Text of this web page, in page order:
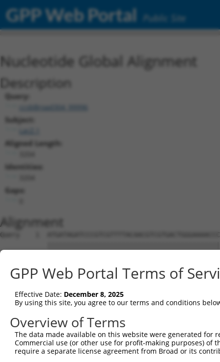
GPP Web Portal Public Site
Nucleotide Global Alignment
Description
Query:
ccsbBroad304_99996
Subject:
LacZ.1
Aligned Length:
Identities:
Gaps:
Alignment
Query    1  ATGATAGATCCCGTCGTTTTACAACGTCGTGACTGGGAAAACCCTGGCGTTACCCAACTTAATCGCCTTGCAGC  74
            ||||||||||||||||||||||||||||||||||||||||||||||||||||||||||||||||||||||||||
Sbjct    1  ATGATAGATCCCGTCGTTTTACAACGTCGTGACTGGGAAAACCCTGGCGTTACCCAACTTAATCGCCTTGCAGC  74

Query   75  ACATCCCCCTTTCGCCAGCTGGCGTAATAGCGAAGAGGCCCGCACCGATCGCCCTTCCCAACAGTTGCGCAGCC  148
            ||||||||||||||||||||||||||||||||||||||||||||||||||||||||||||||||||||||||||
Sbjct   75  ACATCCCCCTTTCGCCAGCTGGCGTAATAGCGAAGAGGCCCGCACCGATCGCCCTTCCCAACAGTTGCGCAGCC  148

Query  149  TGAATGGCGAATGGCGCTTTGCCTGGTTTCCGGCACCAGAAGCGGTGCCGGAAAGCTGGCTGGAGTGCGATCTT  222
            ||||||||||||||||||||||||||||||||||||||||||||||||||||||||||||||||||||||||||
Sbjct  149  TGAATGGCGAATGGCGCTTTGCCTGGTTTCCGGCACCAGAAGCGGTGCCGGAAAGCTGGCTGGAGTGCGATCTT  222

Query  223  CCTGAGGCCGATACTGTCGTCGTCCCCTCAAACTGGCAGATGCACGGTTACGATGCGCCCATCTACACCAACGT  296
            ||||||||||||||||||||||||||||||||||||||||||||||||||||||||||||||||||||||||||
Sbjct  223  CCTGAGGCCGATACTGTCGTCGTCCCCTCAAACTGGCAGATGCACGGTTACGATGCGCCCATCTACACCAACGT  296

Query  297  GACCTATCCCATTACGGTCAATCCGCCGTTTGTTCCCACGGAGAATCCGACGGGTTGTTACTCGCTCACATTTA  370
            ||||||||||||||||||||||||||||||||||||||||||||||||||||||||||||||||||||||||||
Sbjct  297  GACCTATCCCATTACGGTCAATCCGCCGTTTGTTCCCACGGAGAATCCGACGGGTTGTTACTCGCTCACATTTA  370

Query  371  ATGTTGATGAAAGCTGGCTACAGGAAGGCCAGACGCGAATTATTTTTGATGGCGTTAACTCGGCGTTTCATCTG  444
            ||||||||||||||||||||||||||||||||||||||||||||||||||||||||||||||||||||||||||
Sbjct  371  ATGTTGATGAAAGCTGGCTACAGGAAGGCCAGACGCGAATTATTTTTGATGGCGTTAACTCGGCGTTTCATCTG  444

Query  445  TGGTGCAACGGGCGCTGGGTCGGTTACGGCCAGGACAGTCGTTTGCCGTCTGAATTTGACCTGAGCGCATTTTT  518
            ||||||||||||||||||||||||||||||||||||||||||||||||||||||||||||||||||||||||||
Sbjct  445  TGGTGCAACGGGCGCTGGGTCGGTTACGGCCAGGACAGTCGTTTGCCGTCTGAATTTGACCTGAGCGCATTTTT  518

Query  519  ACGCGCCGGAGAAAACCGCCTCGCGGTGATGGTGCTGCGCTGGAGTGACGGCAGTTATCTGGAAGATCAGGATA  592
            ||||||||||||||||||||||||||||||||||||||||||||||||||||||||||||||||||||||||||
Sbjct  519  ACGCGCCGGAGAAAACCGCCTCGCGGTGATGGTGCTGCGCTGGAGTGACGGCAGTTATCTGGAAGATCAGGATA  592

Query  593  TGTGGCGGATGAGCGGCATTTTCCGTGACGTCTCGTTGCTGCATAAACCGACTACACAAATCAGCGATTTCCAT  666
            ||||||||||||||||||||||||||||||||||||||||||||||||||||||||||||||||||||||||||
Sbjct  593  TGTGGCGGATGAGCGGCATTTTCCGTGACGTCTCGTTGCTGCATAAACCGACTACACAAATCAGCGATTTCCAT  666

Query  667  GTTGCCACTCGCTTTAATGATGATTTCAGCCGCGCTGTACTGGAGGCTGAAGTTCAGATGTGCGGCGAGTTGCG  740
            ||||||||||||||||||||||||||||||||||||||||||||||||||||||||||||||||||||||||||
Sbjct  667  GTTGCCACTCGCTTTAATGATGATTTCAGCCGCGCTGTACTGGAGGCTGAAGTTCAGATGTGCGGCGAGTTGCG  740

Query  741  TGACTACCTACGGGTAACAGTTTCTTTATGGCAGGGTGAAACGCAGGTCGCCAGCGGCACCGCGCCTTTCGGCG  814
            ||||||||||||||||||||||||||||||||||||||||||||||||||||||||||||||||||||||||||
Sbjct  741  TGACTACCTACGGGTAACAGTTTCTTTATGGCAGGGTGAAACGCAGGTCGCCAGCGGCACCGCGCCTTTCGGCG  814

Query  815  GTGAAATTATCGATGAGCGTGGTGGTTATGCCGATCGCGTCACACTACGTCTGAACGTCGAAAACCCGAAACTG  888
            ||||||||||||||||||||||||||||||||||||||||||||||||||||||||||||||||||||||||||
Sbjct  815  GTGAAATTATCGATGAGCGTGGTGGTTATGCCGATCGCGTCACACTACGTCTGAACGTCGAAAACCCGAAACTG  888

Query  889  TGGAGCGCCGAAATCCCGAATCTCTATCGTGCGGTGGTTGAACTGCACACCGCCGACGGCACGCTGATTGAAGC  962
            ||||||||||||||||||||||||||||||||||||||||||||||||||||||||||||||||||||||||||
Sbjct  889  TGGAGCGCCGAAATCCCGAATCTCTATCGTGCGGTGGTTGAACTGCACACCGCCGACGGCACGCTGATTGAAGC  962

Query  963  AGAAGCCTGCGATGTCGGTTTCCGCGAGGTGCGGATTGAAAATGGTCTGCTGCTGCTGAACGGCAAGCCGTTGC  1036
            ||||||||||||||||||||||||||||||||||||||||||||||||||||||||||||||||||||||||||
Sbjct  963  AGAAGCCTGCGATGTCGGTTTCCGCGAGGTGCGGATTGAAAATGGTCTGCTGCTGCTGAACGGCAAGCCGTTGC  1036

Query 1037  TGATTCGAGGCGTTAACCGTCACGAGCATCATCCTCTGCATGGTCAGGTCATGGATGAGCAGACGATGGTGCAG  1110
            ||||||||||||||||||||||||||||||||||||||||||||||||||||||||||||||||||||||||||
Sbjct 1037  TGATTCGAGGCGTTAACCGTCACGAGCATCATCCTCTGCATGGTCAGGTCATGGATGAGCAGACGATGGTGCAG  1110

Query 1111  GATATCCTGCTGATGAAGCAGAACAACTTTAACGCCGTGCGCTGTTCGCATTATCCGAACCATCCGCTGTGGTA  1184
            ||||||||||||||||||||||||||||||||||||||||||||||||||||||||||||||||||||||||||
Sbjct 1111  GATATCCTGCTGATGAAGCAGAACAACTTTAACGCCGTGCGCTGTTCGCATTATCCGAACCATCCGCTGTGGTA  1184

Query 1185  CACGCTGTGCGACCGCTACGGCCTGTATGTGGTGGATGAAGCCAATATTGAAACCCACGGCATGGTGCCAATGA  1258
            ||||||||||||||||||||||||||||||||||||||||||||||||||||||||||||||||||||||||||
Sbjct 1185  CACGCTGTGCGACCGCTACGGCCTGTATGTGGTGGATGAAGCCAATATTGAAACCCACGGCATGGTGCCAATGA  1258

Query 1259  ATCGTCTGACCGATGATCCGCGCTGGCTACCGGCGATGAGCGAACGCGTAACGCGAATGGTGCAGCGCGATCGT  1332
            ||||||||||||||||||||||||||||||||||||||||||||||||||||||||||||||||||||||||||
Sbjct 1259  ATCGTCTGACCGATGATCCGCGCTGGCTACCGGCGATGAGCGAACGCGTAACGCGAATGGTGCAGCGCGATCGT  1332

Query 1333  AATCACCCGAGTGTGATCATCTGGTCGCTGGGGAATGAATCAGGCCACGGCGCTAATCACGACGCGCTGTATCG  1406
            ||||||||||||||||||||||||||||||||||||||||||||||||||||||||||||||||||||||||||
Sbjct 1333  AATCACCCGAGTGTGATCATCTGGTCGCTGGGGAATGAATCAGGCCACGGCGCTAATCACGACGCGCTGTATCG  1406

Query 1407  CTGGATCAAATCTGTCGATCCTTCCCGCCCGGTGCAGTATGAAGGCGGCGGAGCCGACACCACGGCCACCGATA  1480
            ||||||||||||||||||||||||||||||||||||||||||||||||||||||||||||||||||||||||||
Sbjct 1407  CTGGATCAAATCTGTCGATCCTTCCCGCCCGGTGCAGTATGAAGGCGGCGGAGCCGACACCACGGCCACCGATA  1480

Query 1481  TTATTTGCCCGATGTACGCGCGCGTGGATGAAGACCAGCCCTTCCCGGCTGTGCCGAAATGGTCCATCAAAAAA  1554
            ||||||||||||||||||||||||||||||||||||||||||||||||||||||||||||||||||||||||||
Sbjct 1481  TTATTTGCCCGATGTACGCGCGCGTGGATGAAGACCAGCCCTTCCCGGCTGTGCCGAAATGGTCCATCAAAAAA  1554

Query 1555  TGGCTTTCGCTACCTGGAGAGACGCGCCCGCTGATCCTTTGCGAATACGCCCACGCGATGGGTAACAGTCTTGG  1628
            ||||||||||||||||||||||||||||||||||||||||||||||||||||||||||||||||||||||||||
Sbjct 1555  TGGCTTTCGCTACCTGGAGAGACGCGCCCGCTGATCCTTTGCGAATACGCCCACGCGATGGGTAACAGTCTTGG  1628

Query 1629
GPP Web Portal Terms of
Effective Date: December 8, 2025
By using this site, you agree to our terms and conditions
Overview of Terms
The data made available on this website were generated
Commercial use (or other use for profit-making purposes) of
require a separate license agreement from Broad or its